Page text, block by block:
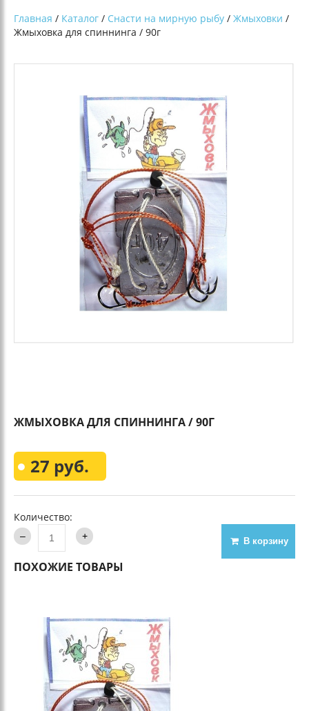
Главная / Каталог / Снасти на мирную рыбу / Жмыховки /
Жмыховка для спиннинга / 90г
ЖМЫХОВКА ДЛЯ СПИННИНГА / 90Г
27 руб.
Количество:
В корзину
ПОХОЖИЕ ТОВАРЫ